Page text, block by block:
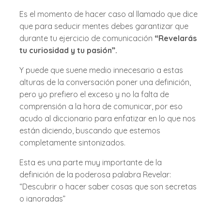
Es el momento de hacer caso al llamado que dice
que para seducir mentes debes garantizar que
durante tu ejercicio de comunicación “Revelarás
tu curiosidad y tu pasión”.
Y puede que suene medio innecesario a estas
alturas de la conversación poner una definición,
pero yo prefiero el exceso y no la falta de
comprensión a la hora de comunicar, por eso
acudo al diccionario para enfatizar en lo que nos
están diciendo, buscando que estemos
completamente sintonizados.
Esta es una parte muy importante de la
definición de la poderosa palabra Revelar:
“Descubrir o hacer saber cosas que son secretas
o ignoradas”